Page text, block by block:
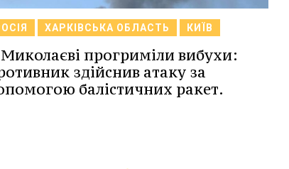
ХАРКІВСЬКА ОБЛАСТЬ КИЇВ
прогриміли вибухи:
здійснив атаку за
балістичних ракет.